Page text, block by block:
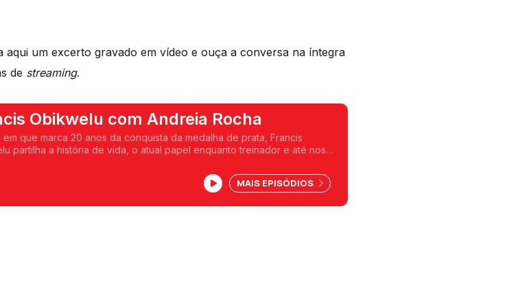
aqui um excerto gravado em vídeo e ouça a conversa na íntegra
de streaming.
Obikwelu com Andreia Rocha
em que marca 20 anos da conquista da medalha de prata, Francis
partilha a história de vida, o atual papel enquanto treinador e até nos
MAIS EPISÓDIOS